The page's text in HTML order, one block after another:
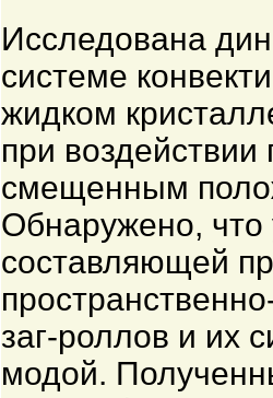
Исследована
системе
жидком
при
смещенным
Обнаружено, что
составляющей
заг-роллов и их
модой.